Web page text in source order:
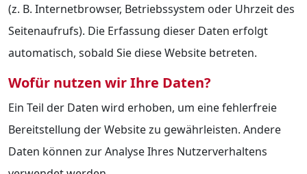
(z. B. Internetbrowser, Betriebssystem oder Uhrzeit des
Seitenaufrufs). Die Erfassung dieser Daten erfolgt
automatisch, sobald Sie diese Website betreten.
Wofür nutzen wir Ihre Daten?
Ein Teil der Daten wird erhoben, um eine fehlerfreie
Bereitstellung der Website zu gewährleisten. Andere
Daten können zur Analyse Ihres Nutzerverhaltens